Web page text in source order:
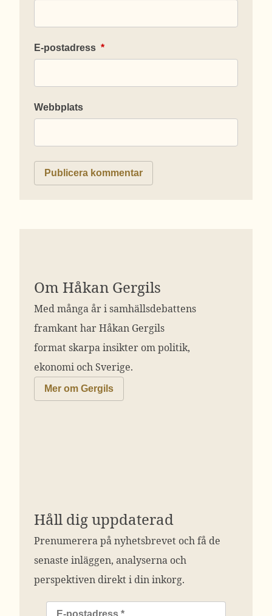
E-postadress *
Webbplats
Om Håkan Gergils
Med många år i samhällsdebattens
framkant har Håkan Gergils
format skarpa insikter om politik,
ekonomi och Sverige.
Mer om Gergils
Håll dig uppdaterad
Prenumerera på nyhetsbrevet och få de
senaste inläggen, analyserna och
perspektiven direkt i din inkorg.